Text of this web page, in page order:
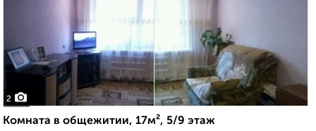
2
Комната в общежитии, 17м², 5/9 этаж